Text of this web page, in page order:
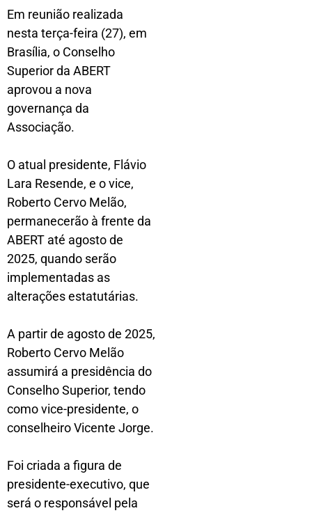
Em reunião realizada
nesta terça-feira (27), em
Brasília, o Conselho
Superior da ABERT
aprovou a nova
governança da
Associação.
O atual presidente, Flávio
Lara Resende, e o vice,
Roberto Cervo Melão,
permanecerão à frente da
ABERT até agosto de
2025, quando serão
implementadas as
alterações estatutárias.
A partir de agosto de 2025,
Roberto Cervo Melão
assumirá a presidência do
Conselho Superior, tendo
como vice-presidente, o
conselheiro Vicente Jorge.
Foi criada a figura de
presidente-executivo, que
será o responsável pela